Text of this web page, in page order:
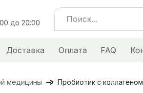
до 20:00
Search
for:
Доставка Оплата FAQ
медицины
Пробиотик с